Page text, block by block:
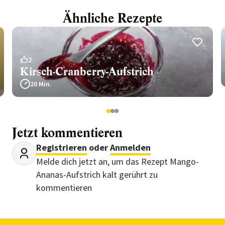
Ähnliche Rezepte
2
Kirsch-Cranberry-Aufstrich
20 Min.
123
Jetzt kommentieren
Registrieren oderAnmelden
Melde dich jetzt an, um das Rezept Mango-
Ananas-Aufstrich kalt gerührt zu
kommentieren